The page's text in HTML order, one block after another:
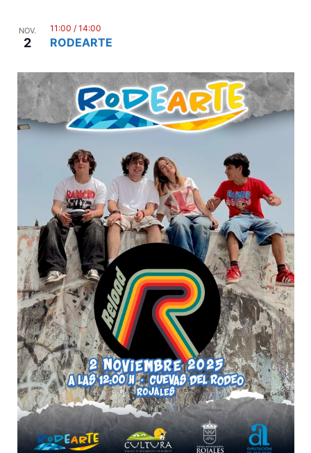
NOV.
2 RODEARTE
11:00 / 14:00